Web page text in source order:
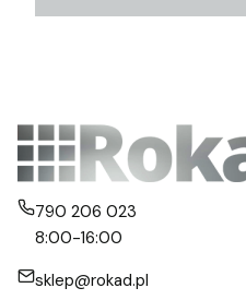
790 206 023
8:00-16:00
sklep@rokad.pl